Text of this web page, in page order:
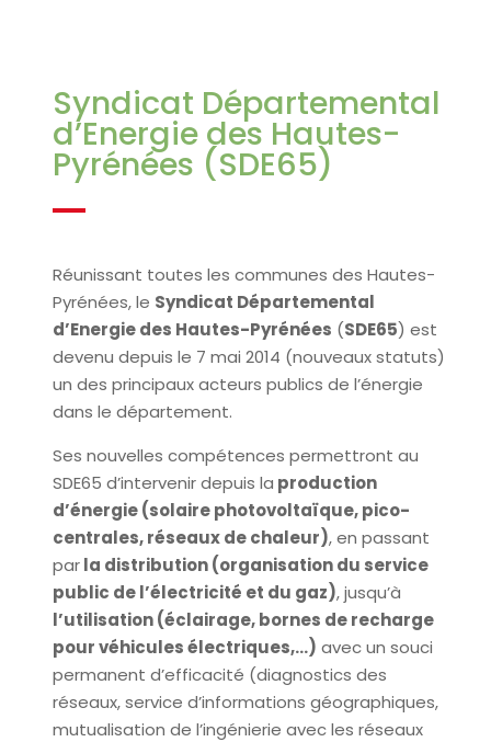
Syndicat Départemental
d’Energie des Hautes-
Pyrénées (SDE65)
Réunissant toutes les communes des Hautes-
Pyrénées, le Syndicat Départemental
d’Energie des Hautes-Pyrénées (SDE65) est
devenu depuis le 7 mai 2014 (nouveaux statuts)
un des principaux acteurs publics de l’énergie
dans le département.
Ses nouvelles compétences permettront au
SDE65 d’intervenir depuis la production
d’énergie (solaire photovoltaïque, pico-
centrales, réseaux de chaleur), en passant
parla distribution (organisation du service
public de l’électricité et du gaz), jusqu’à
l’utilisation (éclairage, bornes de recharge
pour véhicules électriques,…) avec un souci
permanent d’efficacité (diagnostics des
réseaux, service d’informations géographiques,
mutualisation de l’ingénierie avec les réseaux